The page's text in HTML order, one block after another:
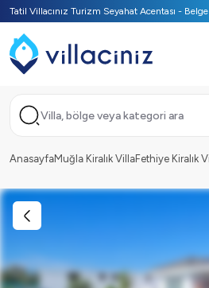
Tatil Villacınız Turizm Seyahat Acentası -
Villa, bölge veya kategori ara
AnasayfaMuğla Kiralık VillaFethiye Kiralık